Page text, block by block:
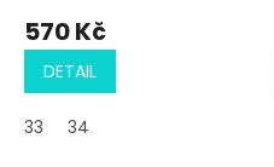
570 Kč
DETAIL
33 34